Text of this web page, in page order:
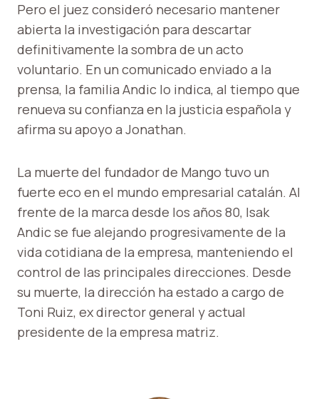
Pero el juez consideró necesario mantener
abierta la investigación para descartar
definitivamente la sombra de un acto
voluntario. En un comunicado enviado a la
prensa, la familia Andic lo indica, al tiempo que
renueva su confianza en la justicia española y
afirma su apoyo a Jonathan.
La muerte del fundador de Mango tuvo un
fuerte eco en el mundo empresarial catalán. Al
frente de la marca desde los años 80, Isak
Andic se fue alejando progresivamente de la
vida cotidiana de la empresa, manteniendo el
control de las principales direcciones. Desde
su muerte, la dirección ha estado a cargo de
Toni Ruiz, ex director general y actual
presidente de la empresa matriz.